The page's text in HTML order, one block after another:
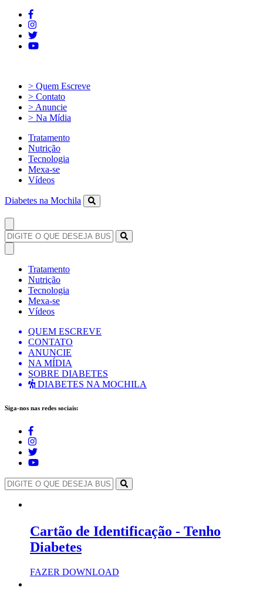
> Quem Escreve
> Contato
> Anuncie
> Na Mídia
Tratamento
Nutrição
Tecnologia
Mexa-se
Vídeos
Diabetes na Mochila
Tratamento
Nutrição
Tecnologia
Mexa-se
Vídeos
QUEM ESCREVE
CONTATO
ANUNCIE
NA MÍDIA
SOBRE DIABETES
DIABETES NA MOCHILA
Siga-nos nas redes sociais:
Cartão de Identificação - Tenho
Diabetes
FAZER DOWNLOAD